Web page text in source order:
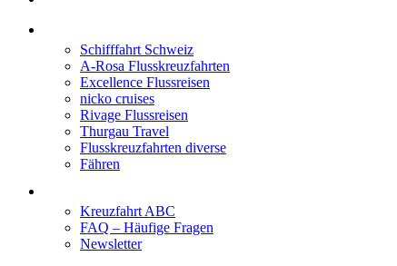
Schifffahrt Schweiz
A-Rosa Flusskreuzfahrten
Excellence Flussreisen
nicko cruises
Rivage Flussreisen
Thurgau Travel
Flusskreuzfahrten diverse
Fähren
Kreuzfahrt ABC
FAQ – Häufige Fragen
Newsletter